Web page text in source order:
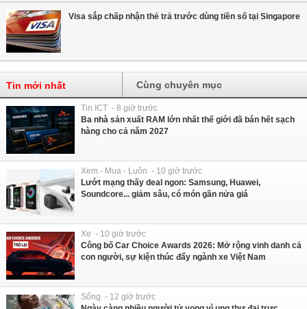
Visa sắp chấp nhận thẻ trả trước dùng tiền số tại Singapore
Tin mới nhất Cùng chuyên mục
Tin ICT - 8 giờ trước
Ba nhà sản xuất RAM lớn nhất thế giới đã bán hết sạch
hàng cho cả năm 2027
Xem - Mua - Luôn - 10 giờ trước
Lướt mạng thấy deal ngon: Samsung, Huawei,
Soundcore... giảm sâu, có món gần nửa giá
Xe - 10 giờ trước
Công bố Car Choice Awards 2026: Mở rộng vinh danh cả
con người, sự kiện thúc đẩy ngành xe Việt Nam
Sống - 12 giờ trước